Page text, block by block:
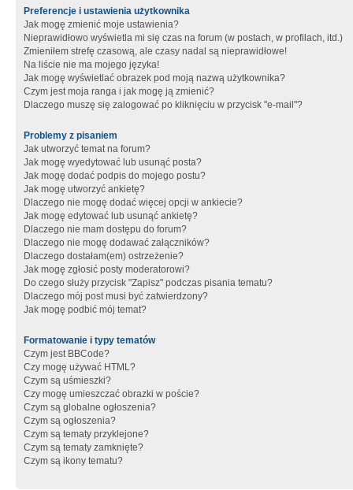
Preferencje i ustawienia użytkownika
Jak mogę zmienić moje ustawienia?
Nieprawidłowo wyświetla mi się czas na forum (w postach, w profilach, itd.)
Zmieniłem strefę czasową, ale czasy nadal są nieprawidłowe!
Na liście nie ma mojego języka!
Jak mogę wyświetlać obrazek pod moją nazwą użytkownika?
Czym jest moja ranga i jak mogę ją zmienić?
Dlaczego muszę się zalogować po kliknięciu w przycisk "e-mail"?
Problemy z pisaniem
Jak utworzyć temat na forum?
Jak mogę wyedytować lub usunąć posta?
Jak mogę dodać podpis do mojego postu?
Jak mogę utworzyć ankietę?
Dlaczego nie mogę dodać więcej opcji w ankiecie?
Jak mogę edytować lub usunąć ankietę?
Dlaczego nie mam dostępu do forum?
Dlaczego nie mogę dodawać załączników?
Dlaczego dostałam(em) ostrzeżenie?
Jak mogę zgłosić posty moderatorowi?
Do czego służy przycisk "Zapisz" podczas pisania tematu?
Dlaczego mój post musi być zatwierdzony?
Jak mogę podbić mój temat?
Formatowanie i typy tematów
Czym jest BBCode?
Czy mogę używać HTML?
Czym są uśmieszki?
Czy mogę umieszczać obrazki w poście?
Czym są globalne ogłoszenia?
Czym są ogłoszenia?
Czym są tematy przyklejone?
Czym są tematy zamknięte?
Czym są ikony tematu?